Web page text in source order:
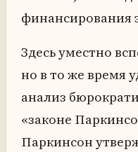
финансирования
Здесь уместно
но в то же время
анализ
«законе
Паркинсон